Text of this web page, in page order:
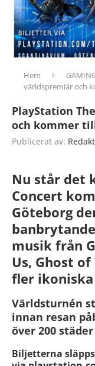
Hem
världspremiär och
PlayStation
och kommer
Publicerat av:
Nu står det
Concert
Göteborg
musik från
Us, Ghost
fler ikoniska
Världsturnén
innan resan
över 200
Biljetterna